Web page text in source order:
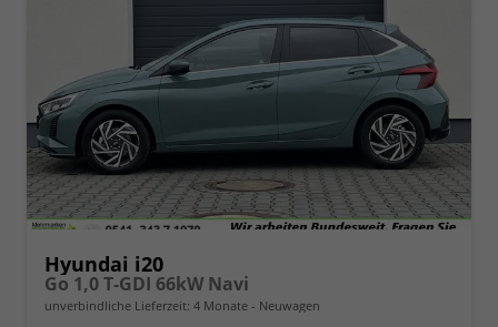
Hyundai i20
Go 1,0 T-GDI 66kW Navi
unverbindliche Lieferzeit: 4 Monate Neuwagen